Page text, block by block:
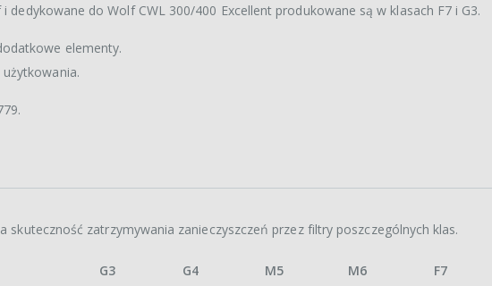
do Wolf CWL 300/400 Excellent produkowane są w klasach F7 i G3.
elementy.
skuteczność zatrzymywania zanieczyszczeń przez filtry poszczególnych klas.
G3 G4 M5 M6 F7